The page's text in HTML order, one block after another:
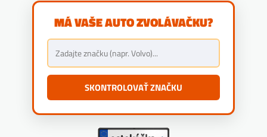
MÁ VAŠE AUTO ZVOLÁVAČKU?
SKONTROLOVAŤ ZNAČKU